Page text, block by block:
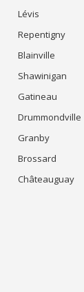
Lévis
Repentigny
Blainville
Shawinigan
Gatineau
Drummondville
Granby
Brossard
Châteauguay